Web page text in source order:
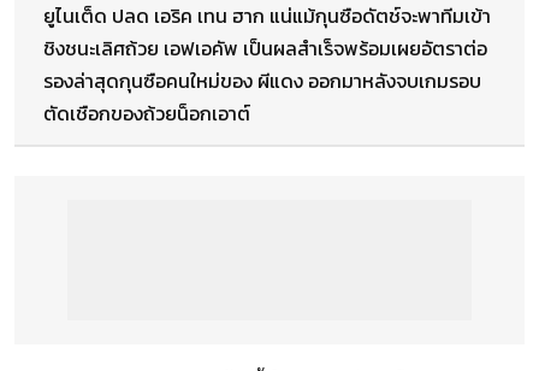
ยูไนเต็ด ปลด เอริค เทน ฮาก แน่แม้กุนซือดัตช์จะพาทีมเข้า
ชิงชนะเลิศถ้วย เอฟเอคัพ เป็นผลสำเร็จพร้อมเผยอัตราต่อ
รองล่าสุดกุนซือคนใหม่ของ ผีแดง ออกมาหลังจบเกมรอบ
ตัดเชือกของถ้วยน็อกเอาต์